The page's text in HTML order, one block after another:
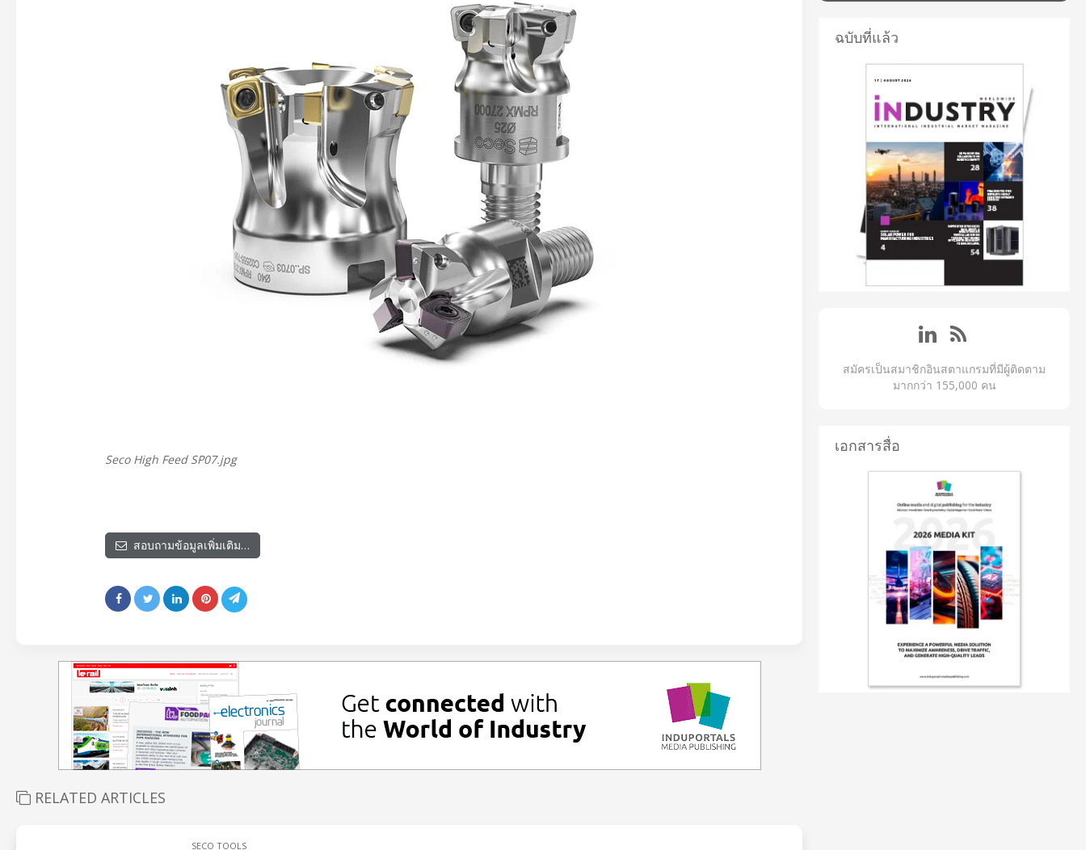
Seco High Feed SP07.jpg
สอบถามข้อมูลเพิ่มเติม…
RELATED ARTICLES
SECO TOOLS
ฉบับที่แล้ว
สมัครเป็นสมาชิกอินสตาแกรมที่มีผู้ติดตาม
มากกว่า 155,000 คน
เอกสารสื่อ